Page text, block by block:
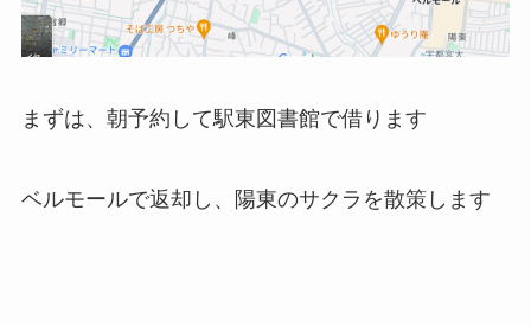
まずは、朝予約して駅東図書館で借ります
ベルモールで返却し、陽東のサクラを散策します